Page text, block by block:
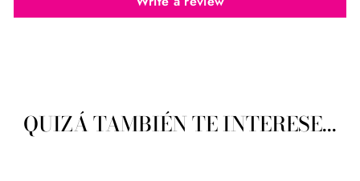
QUIZÁ TAMBIÉN TE INTERESE...